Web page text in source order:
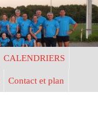
CALENDRIERS
Contact et plan